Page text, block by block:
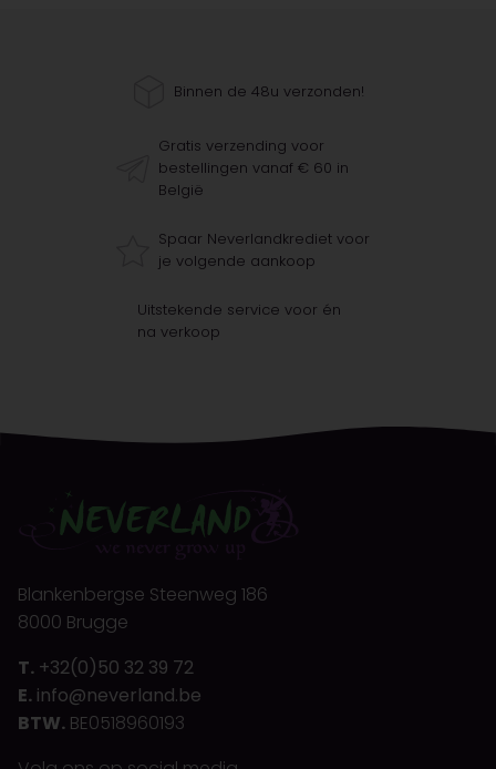
Binnen de 48u verzonden!
Gratis verzending voor
bestellingen vanaf € 60 in
België
Spaar Neverlandkrediet voor
je volgende aankoop
Uitstekende service voor én
na verkoop
Blankenbergse Steenweg 186
8000 Brugge
T. +32(0)50 32 39 72
E. info@neverland.be
BTW. BE0518960193